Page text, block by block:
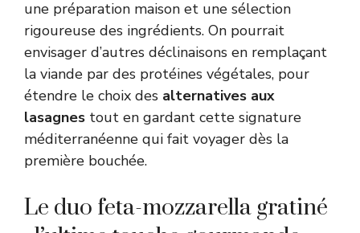
une préparation maison et une sélection
rigoureuse des ingrédients. On pourrait
envisager d’autres déclinaisons en remplaçant
la viande par des protéines végétales, pour
étendre le choix des alternatives aux
lasagnes tout en gardant cette signature
méditerranéenne qui fait voyager dès la
première bouchée.
Le duo feta-mozzarella gratiné